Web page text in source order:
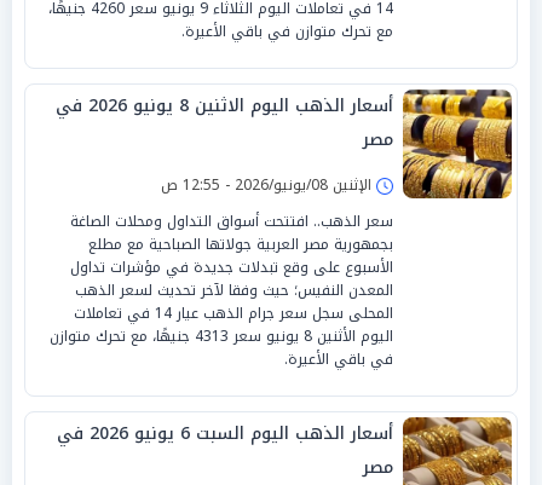
14 في تعاملات اليوم الثلاثاء 9 يونيو سعر 4260 جنيهًا،
مع تحرك متوازن في باقي الأعيرة.
أسعار الذهب اليوم الاثنين 8 يونيو 2026 في
مصر
الإثنين 08/يونيو/2026 - 12:55 ص
سعر الذهب.. افتتحت أسواق التداول ومحلات الصاغة
بجمهورية مصر العربية جولاتها الصباحية مع مطلع
الأسبوع على وقع تبدلات جديدة في مؤشرات تداول
المعدن النفيس؛ حيث وفقا لآخر تحديث لسعر الذهب
المحلى سجل سعر جرام الذهب عيار 14 في تعاملات
اليوم الأثنين 8 يونيو سعر 4313 جنيهًا، مع تحرك متوازن
في باقي الأعيرة.
أسعار الذهب اليوم السبت 6 يونيو 2026 في
مصر